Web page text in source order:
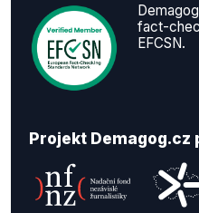
fact-
EFCSN.
Projekt Demagog.cz